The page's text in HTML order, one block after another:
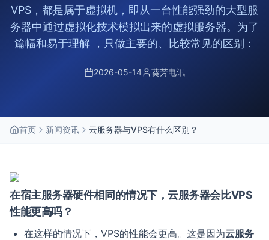
VPS，都是属于虚拟机，即从一台性能强劲的大型服
务器中通过虚拟化技术模拟出来的虚拟服务器。为了
篇幅和易于理解 ，只做主要的、比较常见的区别：
2026-05-14 葵芳电讯
首页 新闻资讯 云服务器与VPS有什么区别？
在宿主服务器硬件相同的情况下，云服务器会比VPS
性能更高吗？
在这样的情况下，VPS的性能会更高。这是因为云服务